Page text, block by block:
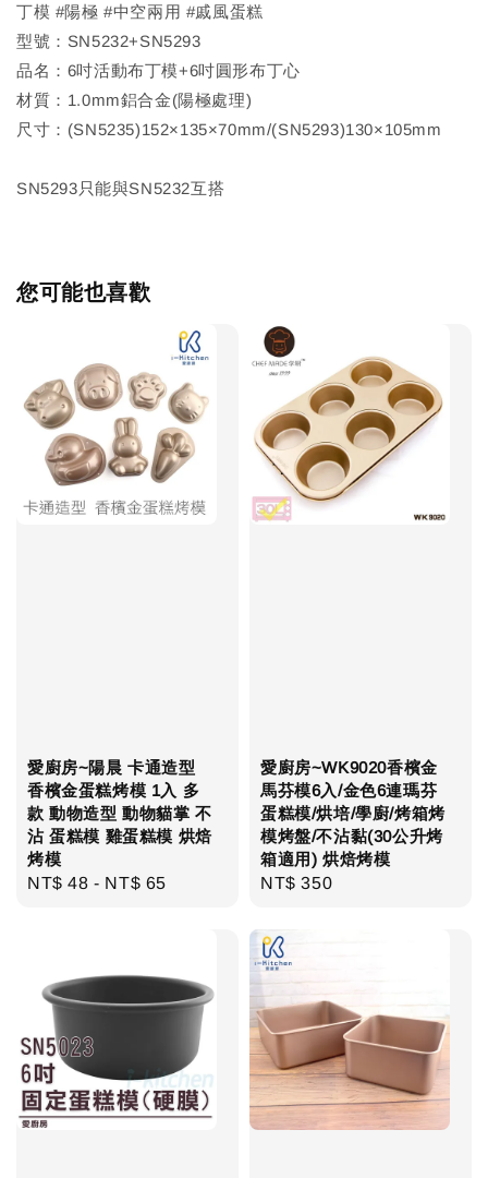
丁模 #陽極 #中空兩用 #戚風蛋糕
型號：SN5232+SN5293
品名：6吋活動布丁模+6吋圓形布丁心
材質：1.0mm鋁合金(陽極處理)
尺寸：(SN5235)152×135×70mm/(SN5293)130×105mm
SN5293只能與SN5232互搭
您可能也喜歡
愛廚房~陽晨 卡通造型
香檳金蛋糕烤模 1入 多
款 動物造型 動物貓掌 不
沾 蛋糕模 雞蛋糕模 烘焙
烤模
Regular
NT$ 48 - NT$ 65
愛廚房~WK9020香檳金
馬芬模6入/金色6連瑪芬
蛋糕模/烘培/學廚/烤箱烤
模烤盤/不沾黏(30公升烤
箱適用) 烘焙烤模
Regular
NT$ 350